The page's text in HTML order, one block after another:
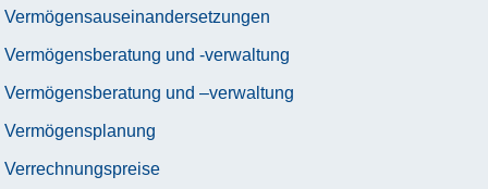
Vermögensauseinandersetzungen
Vermögensberatung und -verwaltung
Vermögensberatung und –verwaltung
Vermögensplanung
Verrechnungspreise